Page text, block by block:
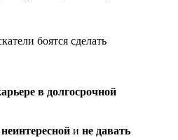
боятся сделать
в долгосрочной
неинтересной и не давать